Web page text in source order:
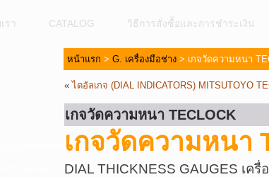
รา CATALOG วิธีการสั่งซื้อและการชำระเงิน
งมืออุตสาหกรรม
หน้าแรก > G. เครื่องมือช่าง > เกจวัดความหนา
«ไดอัลเกจ (DIAL INDICATORS) MITSUTOYO
เกจวัดความหนา TECLOCK
เกจวัดความหนา
DIAL THICKNESS GAUGES เค